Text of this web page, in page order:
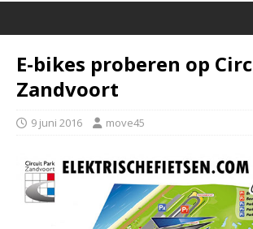
E-bikes proberen op
Zandvoort
9 juni 2016 move45